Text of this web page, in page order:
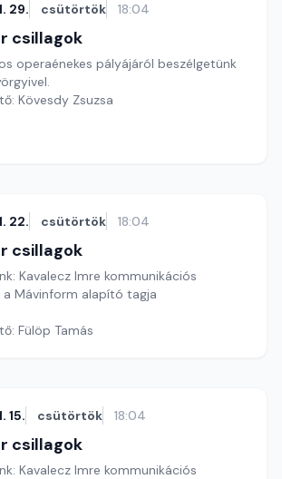
29. csütörtök 18:04
csillagok
operaénekes pályájáról beszélgetünk
Kövesdy Zsuzsa
22. csütörtök 18:04
csillagok
Kavalecz Imre kommunikációs
a Mávinform alapító tagja
Fülöp Tamás
15. csütörtök 18:04
csillagok
Kavalecz Imre kommunikációs